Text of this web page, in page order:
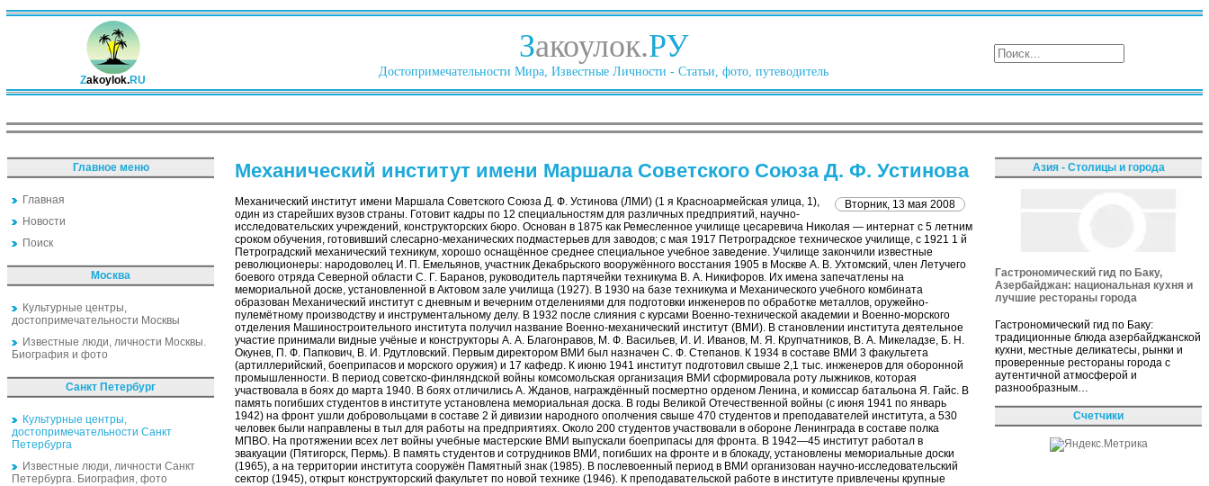
Zakoylok.RU
Закоулок.РУ
Достопримечательности Мира, Известные Личности - Статьи, фото, путеводитель
Главное меню
Главная
Новости
Поиск
Москва
Культурные центры,
достопримечательности Москвы
Известные люди, личности Москвы.
Биография и фото
Санкт Петербург
Культурные центры,
достопримечательности Санкт
Петербурга
Известные люди, личности Санкт
Петербурга. Биография, фото
Механический институт имени Маршала Советского Союза Д. Ф. Устинова
Вторник, 13 мая 2008
Механический институт имени Маршала Советского Союза Д. Ф. Устинова (ЛМИ) (1 я Красноармейская улица, 1),
один из старейших вузов страны. Готовит кадры по 12 специальностям для различных предприятий, научно-
исследовательских учреждений, конструкторских бюро. Основан в 1875 как Ремесленное училище цесаревича Николая — интернат с 5 летним
сроком обучения, готовивший слесарно-механических подмастерьев для заводов; с мая 1917 Петроградское техническое училище, с 1921 1 й
Петроградский механический техникум, хорошо оснащённое среднее специальное учебное заведение. Училище закончили известные
революционеры: народоволец И. П. Емельянов, участник Декабрьского вооружённого восстания 1905 в Москве А. В. Ухтомский, член Летучего
боевого отряда Северной области С. Г. Баранов, руководитель партячейки техникума В. А. Никифоров. Их имена запечатлены на
мемориальной доске, установленной в Актовом зале училища (1927). В 1930 на базе техникума и Механического учебного комбината
образован Механический институт с дневным и вечерним отделениями для подготовки инженеров по обработке металлов, оружейно-
пулемётному производству и инструментальному делу. В 1932 после слияния с курсами Военно-технической академии и Военно-морского
отделения Машиностроительного института получил название Военно-механический институт (ВМИ). В становлении института деятельное
участие принимали видные учёные и конструкторы А. А. Благонравов, М. Ф. Васильев, И. И. Иванов, М. Я. Крупчатников, В. А. Микеладзе, Б. Н.
Окунев, П. Ф. Папкович, В. И. Рдутловский. Первым директором ВМИ был назначен С. Ф. Степанов. К 1934 в составе ВМИ 3 факультета
(артиллерийский, боеприпасов и морского оружия) и 17 кафедр. К июню 1941 институт подготовил свыше 2,1 тыс. инженеров для оборонной
промышленности. В период советско-финляндской войны комсомольская организация ВМИ сформировала роту лыжников, которая
участвовала в боях до марта 1940. В боях отличились А. Жданов, награждённый посмертно орденом Ленина, и комиссар батальона Я. Гайс. В
память погибших студентов в институте установлена мемориальная доска. В годы Великой Отечественной войны (с июня 1941 по январь
1942) на фронт ушли добровольцами в составе 2 й дивизии народного ополчения свыше 470 студентов и преподавателей института, а 530
человек были направлены в тыл для работы на предприятиях. Около 200 студентов участвовали в обороне Ленинграда в составе полка
МПВО. На протяжении всех лет войны учебные мастерские ВМИ выпускали боеприпасы для фронта. В 1942—45 институт работал в
эвакуации (Пятигорск, Пермь). В память студентов и сотрудников ВМИ, погибших на фронте и в блокаду, установлены мемориальные доски
(1965), а на территории института сооружён Памятный знак (1985). В послевоенный период в ВМИ организован научно-исследовательский
сектор (1945), открыт конструкторский факультет по новой технике (1946). К преподавательской работе в институте привлечены крупные
Азия - Столицы и города
Гастрономический гид по Баку,
Азербайджан: национальная кухня и
лучшие рестораны города
Гастрономический гид по Баку:
традиционные блюда азербайджанской
кухни, местные деликатесы, рынки и
проверенные рестораны города с
аутентичной атмосферой и
разнообразным…
Счетчики